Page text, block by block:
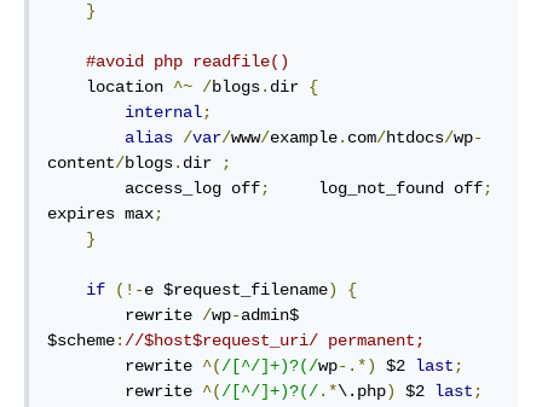
}
#avoid php readfile()
    location
^~ /blogs. dir {
internal;
alias /var/www/example. com/htdocs/wp-
content/blogs. dir
;
        access_log off
;
     log_not_found off
;
expires max;
}
if (!-e $request_filename)
{
        rewrite
/wp-admin$
$scheme: //$host$request_uri/ permanent;
        rewrite
^(/[^/]+)?(/wp-.*) $2 last ;
        rewrite
^(/[^/]+)?(/.*\.php) $2 last ;